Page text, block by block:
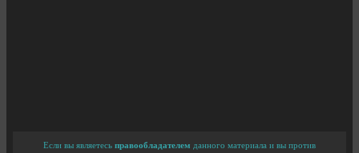
Если вы являетесь правообладателем данного материала и вы против